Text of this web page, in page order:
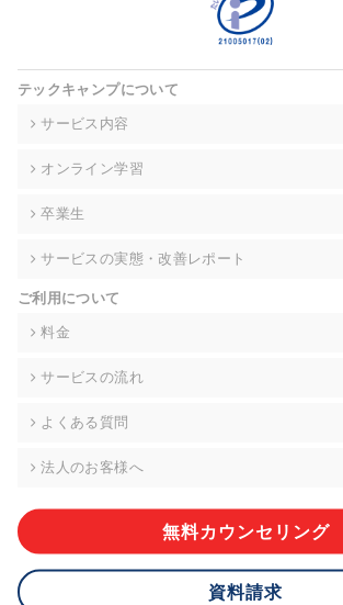
当社は事業運営上、前項利用目的の範囲に限っ
高い委託先を選定し、個人情報の適正管理・機
個人情報の開示等(利用目的の通知、開示、内容
て、下記の当社問合わせ窓口に申し出ることが
的な期間内に対応いたします。ただし、申請が
により、ご希望に添えない場合があります。 な
グなどの個人情報以外の情報については、原則
株式会社div 個人情報問合せ窓口
メールアドレス:privacy_policy@di-v.co.jp
ご本人様が当社に個人情報を提供されるかどう
応ができない場合があります。
テックキャンプについて
サービス内容
オンライン学習
卒業生
サービスの実態・改善レポート
ご利用について
料金
サービスの流れ
よくある質問
法人のお客様へ
無料カウンセリング
資料請求